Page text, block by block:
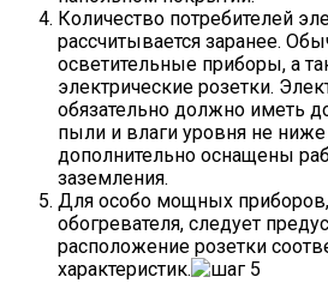
Количество потребителей
рассчитывается заранее.
осветительные приборы, а
электрические розетки.
обязательно должно иметь
пыли и влаги уровня не
дополнительно оснащены
заземления.
Для особо мощных
обогревателя, следует
расположение розетки
характеристик.